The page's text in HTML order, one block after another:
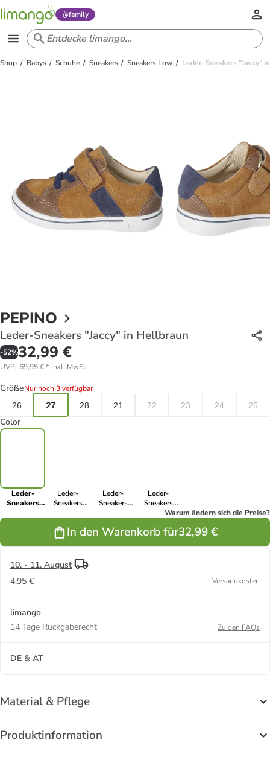
family
Shop Babys Schuhe Sneakers Sneakers Low Leder-Sneakers "Jaccy"
PEPINO
Leder-Sneakers "Jaccy" in Hellbraun
-52%32,99 €
UVP: 69,95 €* inkl. MwSt.
GrößeNur noch 3 verfügbar
26
27 28 21 22 23 24 25
Color
Leder-
Sneakers
Leder-
Sneakers
Leder-
Sneakers
Leder-
Sneakers
"Jaccy" inWarum ändern sich die Preise?
In den Warenkorb für32,99 €
10. - 11. August
4,95 €
Versandkosten
limango
14 Tage Rückgaberecht
Zu den FAQs
DE & AT
Material & Pflege
Produktinformation